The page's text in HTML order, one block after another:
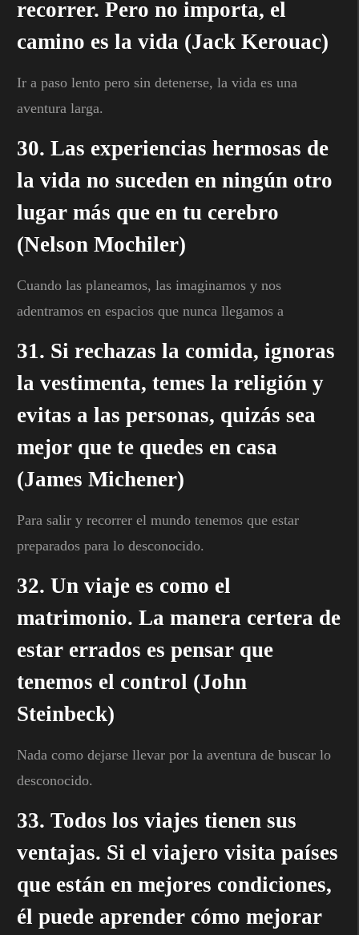
recorrer. Pero no importa, el
camino es la vida (Jack Kerouac)
Ir a paso lento pero sin detenerse, la vida es una
aventura larga.
30. Las experiencias hermosas de
la vida no suceden en ningún otro
lugar más que en tu cerebro
(Nelson Mochiler)
Cuando las planeamos, las imaginamos y nos
adentramos en espacios que nunca llegamos a
31. Si rechazas la comida, ignoras
la vestimenta, temes la religión y
evitas a las personas, quizás sea
mejor que te quedes en casa
(James Michener)
Para salir y recorrer el mundo tenemos que estar
preparados para lo desconocido.
32. Un viaje es como el
matrimonio. La manera certera de
estar errados es pensar que
tenemos el control (John
Steinbeck)
Nada como dejarse llevar por la aventura de buscar lo
desconocido.
33. Todos los viajes tienen sus
ventajas. Si el viajero visita países
que están en mejores condiciones,
él puede aprender cómo mejorar